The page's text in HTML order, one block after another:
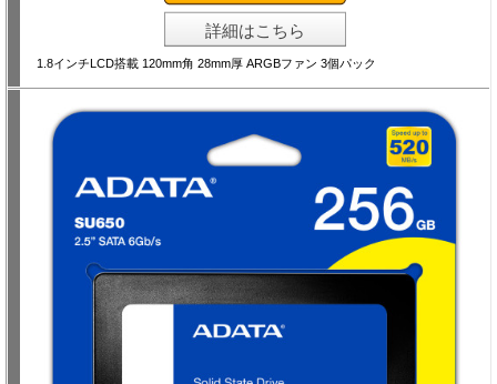
詳細はこちら
1.8インチLCD搭載 120mm角 28mm厚 ARGBファン 3個パック